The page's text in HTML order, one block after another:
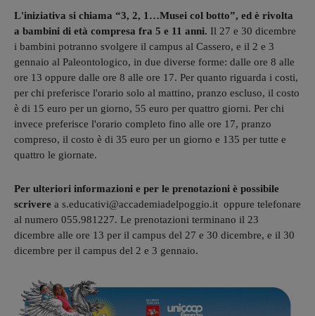
L'iniziativa si chiama “3, 2, 1…Musei col botto”, ed è rivolta
a bambini di età compresa fra 5 e 11 anni. Il 27 e 30 dicembre
i bambini potranno svolgere il campus al Cassero, e il 2 e 3
gennaio al Paleontologico, in due diverse forme: dalle ore 8 alle
ore 13 oppure dalle ore 8 alle ore 17. Per quanto riguarda i costi,
per chi preferisce l'orario solo al mattino, pranzo escluso, il costo
è di 15 euro per un giorno, 55 euro per quattro giorni. Per chi
invece preferisce l'orario completo fino alle ore 17, pranzo
compreso, il costo è di 35 euro per un giorno e 135 per tutte e
quattro le giornate.
Per ulteriori informazioni e per le prenotazioni è possibile
scrivere a s.educativi@accademiadelpoggio.it oppure telefonare
al numero 055.981227. Le prenotazioni terminano il 23
dicembre alle ore 13 per il campus del 27 e 30 dicembre, e il 30
dicembre per il campus del 2 e 3 gennaio.